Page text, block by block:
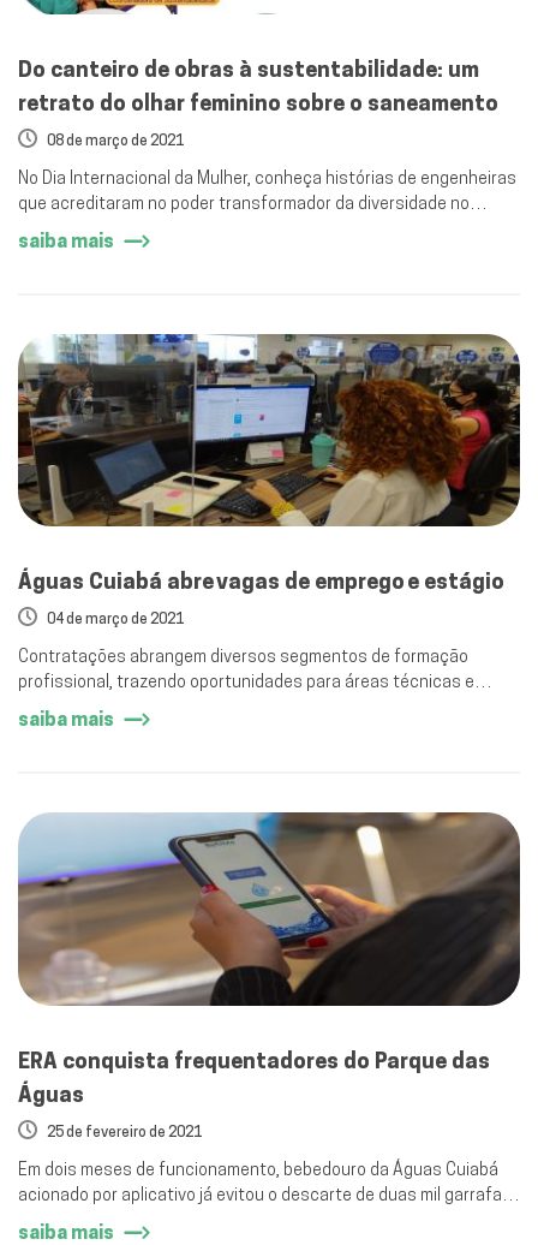
Do canteiro de obras à sustentabilidade: um
retrato do olhar feminino sobre o saneamento
08 de março de 2021
No Dia Internacional da Mulher, conheça histórias de engenheiras
que acreditaram no poder transformador da diversidade no
ambiente de trabalho.
saiba mais
Águas Cuiabá abre vagas de emprego e estágio
04 de março de 2021
Contratações abrangem diversos segmentos de formação
profissional, trazendo oportunidades para áreas técnicas e
administrativas.
saiba mais
ERA conquista frequentadores do Parque das
Águas
25 de fevereiro de 2021
Em dois meses de funcionamento, bebedouro da Águas Cuiabá
acionado por aplicativo já evitou o descarte de duas mil garrafas
pet.
saiba mais